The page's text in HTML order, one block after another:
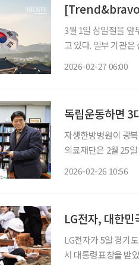
[Trend&bravo]
3월 1일 삼일절을 앞
고 있다. 일부 기관
2026-02-27 06:00
독립운동하면 3
자생한방병원이 광복
의료재단은 2월 25
2026-02-26 10:56
LG전자, 대한민
LG전자가 5일 경기
서 대통령표창을 받